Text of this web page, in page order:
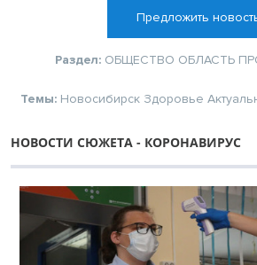
Предложить
Раздел: ОБЩЕСТВО ОБЛАСТЬ
Темы: Новосибирск Здоровье
НОВОСТИ СЮЖЕТА - КОРОНАВИРУС